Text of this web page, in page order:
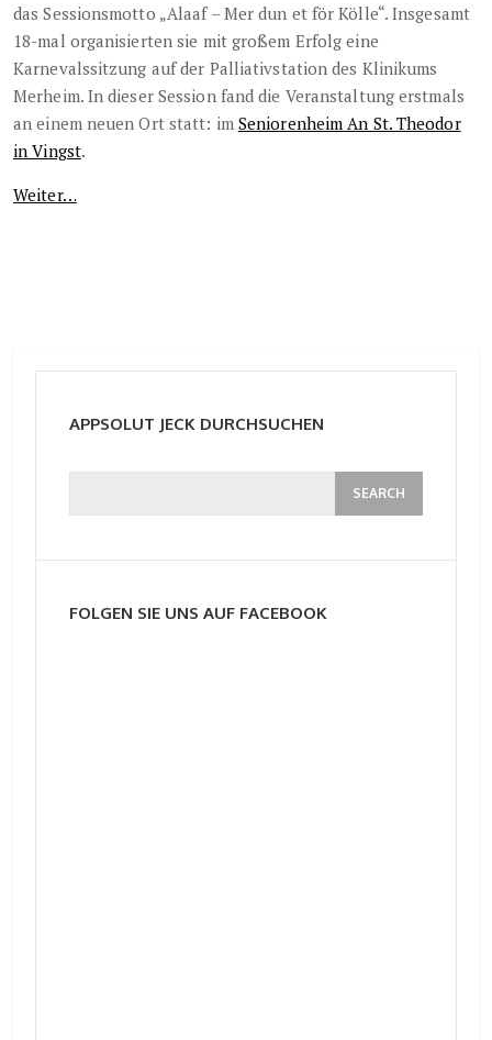
das Sessionsmotto „Alaaf – Mer dun et för Kölle“. Insgesamt
18-mal organisierten sie mit großem Erfolg eine
Karnevalssitzung auf der Palliativstation des Klinikums
Merheim. In dieser Session fand die Veranstaltung erstmals
an einem neuen Ort statt: im Seniorenheim An St. Theodor
in Vingst.
Weiter…
APPSOLUT JECK DURCHSUCHEN
FOLGEN SIE UNS AUF FACEBOOK